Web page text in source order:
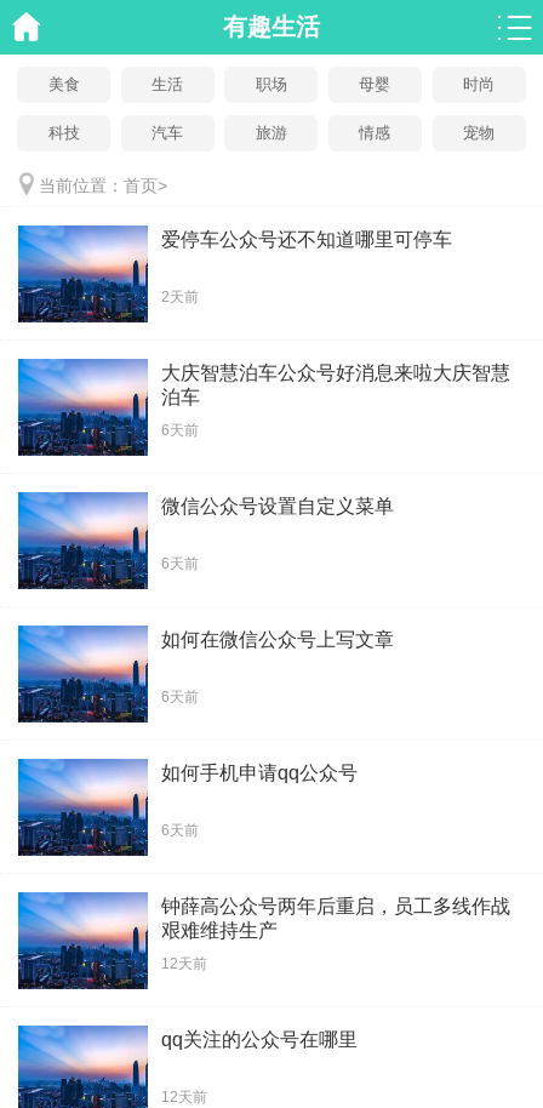
有趣生活
美食 生活 职场 母婴 时尚
科技 汽车 旅游 情感 宠物
当前位置： 首页>
爱停车公众号还不知道哪里可停车
2天前
大庆智慧泊车公众号好消息来啦大庆智慧
泊车
6天前
微信公众号设置自定义菜单
6天前
如何在微信公众号上写文章
6天前
如何手机申请qq公众号
6天前
钟薛高公众号两年后重启，员工多线作战
艰难维持生产
12天前
qq关注的公众号在哪里
12天前